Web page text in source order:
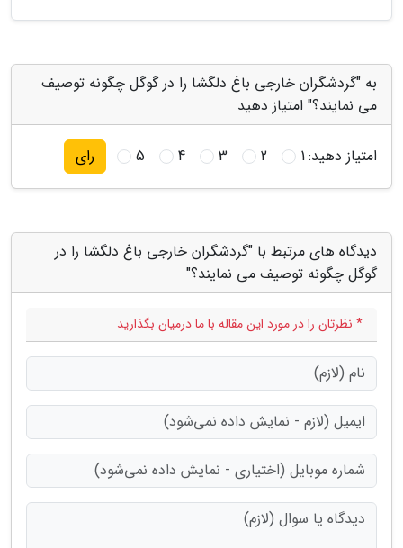
به "گردشگران خارجی باغ دلگشا را در گوگل چگونه توصیف
می نمایند؟" امتیاز دهید
امتیاز دهید:1
2
3
4
5 رای
دیدگاه های مرتبط با "گردشگران خارجی باغ دلگشا را در
گوگل چگونه توصیف می نمایند؟"
* نظرتان را در مورد این مقاله با ما درمیان بگذارید